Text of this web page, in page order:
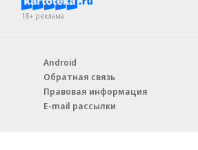
18+ реклама
Android
Обратная связь
Правовая информация
E-mail рассылки